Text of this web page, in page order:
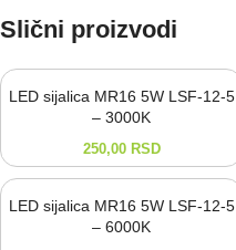
Slični proizvodi
LED sijalica MR16 5W LSF-12-5
– 3000K
250,00 RSD
LED sijalica MR16 5W LSF-12-5
– 6000K